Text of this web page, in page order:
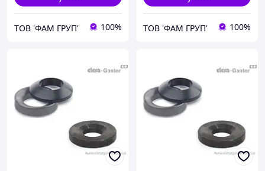
ТОВ 'ФАМ ГРУП' 100% ТОВ 'ФАМ ГРУП' 100%